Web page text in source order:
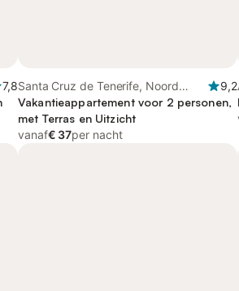
7,8Santa Cruz de Tenerife, Noord
Tenerife
9,2
Vakantieappartement voor 2 personen,
met Terras en Uitzicht
vanaf€ 37per nacht